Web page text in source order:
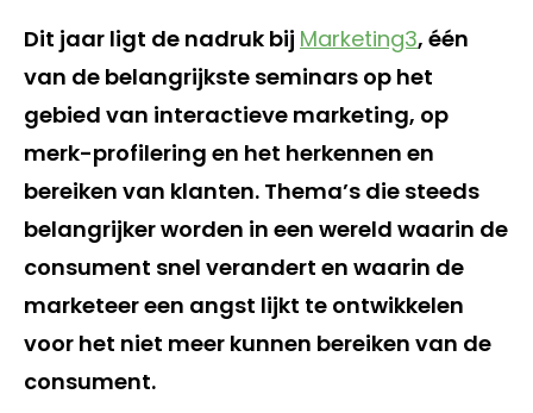
Dit jaar ligt de nadruk bij Marketing3, één
van de belangrijkste seminars op het
gebied van interactieve marketing, op
merk-profilering en het herkennen en
bereiken van klanten. Thema’s die steeds
belangrijker worden in een wereld waarin de
consument snel verandert en waarin de
marketeer een angst lijkt te ontwikkelen
voor het niet meer kunnen bereiken van de
consument.